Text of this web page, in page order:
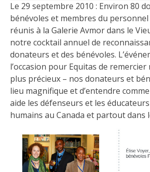
Le 29 septembre 2010 : Environ 80
bénévoles et membres du personnel
réunis à la Galerie Avmor dans le
notre cocktail annuel de
donateurs et des bénévoles.
l’occasion pour Equitas de
plus précieux – nos donateurs et
lieu magnifique et d’entendre
aide les défenseurs et les
humains au Canada et partout dans